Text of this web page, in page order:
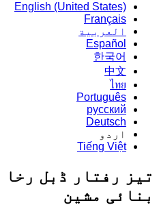
English (United States)
Français
العربية
Español
한국어
中文
ไทย
Português
русский
Deutsch
اردو
Tiếng Việt
تیز رفتار ڈبل رخا
بنائی مشین